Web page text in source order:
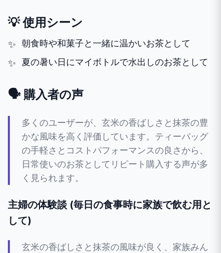
💡 使用シーン
朝食時や和菓子と一緒に温かいお茶として
夏の暑い日にマイボトルで水出しのお茶として
🗣️ 購入者の声
多くのユーザーが、玄米の香ばしさと抹茶の豊
かな風味を高く評価しています。ティーバッグ
の手軽さとコストパフォーマンスの良さから、
日常使いのお茶としてリピート購入する声が多
く見られます。
主婦の体験談 (毎日の食事時に家族で飲む用と
して)
玄米の香ばしさと抹茶の風味が良く、家族みん